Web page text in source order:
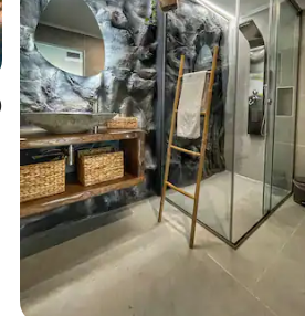
sur la base de 99